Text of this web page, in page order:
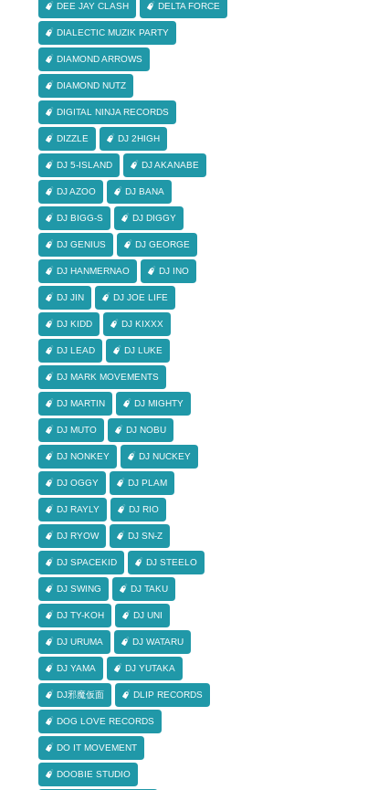
DEE JAY CLASH DELTA FORCE
DIALECTIC MUZIK PARTY
DIAMOND ARROWS
DIAMOND NUTZ
DIGITAL NINJA RECORDS
DIZZLE DJ 2HIGH
DJ 5-ISLAND DJ AKANABE
DJ AZOO DJ BANA
DJ BIGG-S DJ DIGGY
DJ GENIUS DJ GEORGE
DJ HANMERNAO DJ INO
DJ JIN DJ JOE LIFE
DJ KIDD DJ KIXXX
DJ LEAD DJ LUKE
DJ MARK MOVEMENTS
DJ MARTIN DJ MIGHTY
DJ MUTO DJ NOBU
DJ NONKEY DJ NUCKEY
DJ OGGY DJ PLAM
DJ RAYLY DJ RIO
DJ RYOW DJ SN-Z
DJ SPACEKID DJ STEELO
DJ SWING DJ TAKU
DJ TY-KOH DJ UNI
DJ URUMA DJ WATARU
DJ YAMA DJ YUTAKA
DJ邪魔仮面 DLIP RECORDS
DOG LOVE RECORDS
DO IT MOVEMENT
DOOBIE STUDIO